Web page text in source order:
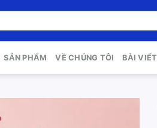
SẢN PHẨM VỀ CHÚNG TÔI BÀI VIẾT